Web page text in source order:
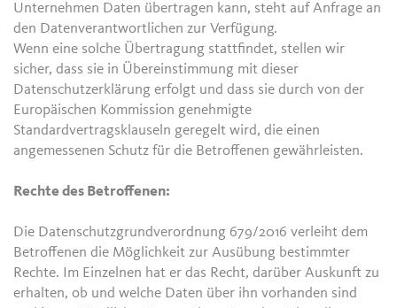
Unternehmen Daten übertragen kann, steht auf Anfrage an
den Datenverantwortlichen zur Verfügung.
Wenn eine solche Übertragung stattfindet, stellen wir
sicher, dass sie in Übereinstimmung mit dieser
Datenschutzerklärung erfolgt und dass sie durch von der
Europäischen Kommission genehmigte
Standardvertragsklauseln geregelt wird, die einen
angemessenen Schutz für die Betroffenen gewährleisten.
Rechte des Betroffenen:
Die Datenschutzgrundverordnung 679/2016 verleiht dem
Betroffenen die Möglichkeit zur Ausübung bestimmter
Rechte. Im Einzelnen hat er das Recht, darüber Auskunft zu
erhalten, ob und welche Daten über ihn vorhanden sind